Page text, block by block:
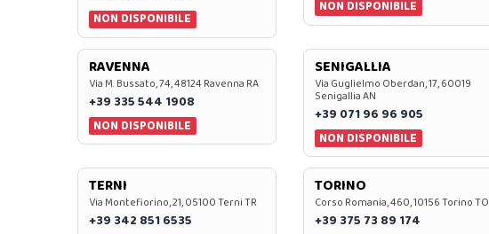
NON DISPONIBILE
NON DISPONIBILE
RAVENNA
Via M. Bussato, 74, 48124 Ravenna RA
+39 335 544 1908
NON DISPONIBILE
SENIGALLIA
Via Guglielmo Oberdan, 17, 60019
Senigallia AN
+39 071 96 96 905
NON DISPONIBILE
TERNI
Via Montefiorino, 21, 05100 Terni TR
+39 342 851 6535
TORINO
Corso Romania, 460, 10156 Torino TO
+39 375 73 89 174